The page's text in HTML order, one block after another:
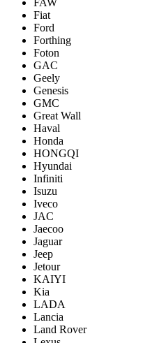
FAW
Fiat
Ford
Forthing
Foton
GAC
Geely
Genesis
GMC
Great Wall
Haval
Honda
HONGQI
Hyundai
Infiniti
Isuzu
Iveco
JAC
Jaecoo
Jaguar
Jeep
Jetour
KAIYI
Kia
LADA
Lancia
Land Rover